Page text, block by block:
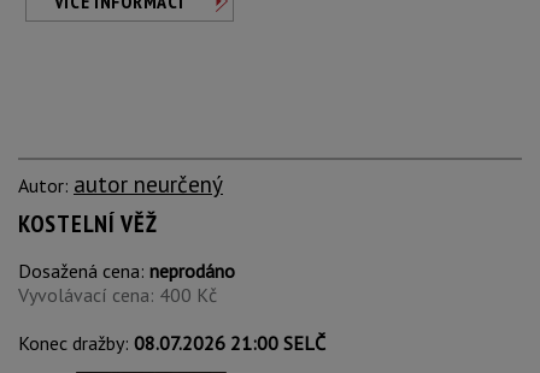
Autor: autor neurčený
KOSTELNÍ VĚŽ
Dosažená cena: neprodáno
Vyvolávací cena: 400 Kč
Konec dražby: 08.07.2026 21:00 SELČ